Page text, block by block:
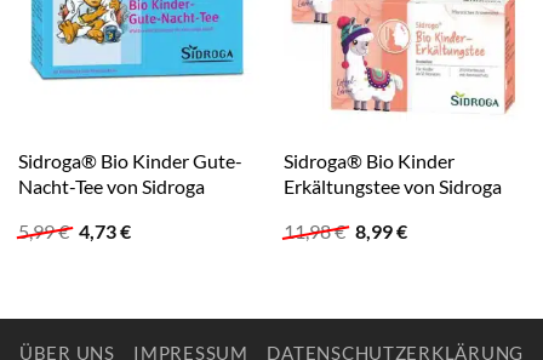
Sidroga® Bio Kinder Gute-
Nacht-Tee von Sidroga
5,99€ Ursprünglicher
4,73€Aktueller
Sidroga® Bio Kinder
Erkältungstee von Sidroga
11,98€ Ursprünglicher
8,99€Aktueller
ÜBER UNS IMPRESSUM DATENSCHUTZERKLÄRUNG